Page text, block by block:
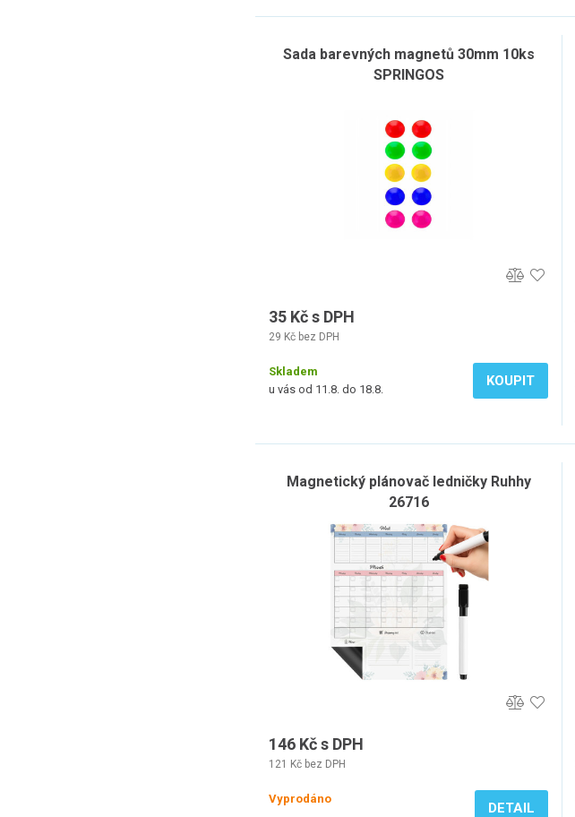
Sada barevných magnetů 30mm 10ks
SPRINGOS
35 Kč s DPH
29 Kč bez DPH
Skladem
u vás od 11.8. do 18.8.
KOUPIT
Magnetický plánovač ledničky Ruhhy
26716
146 Kč s DPH
121 Kč bez DPH
Vyprodáno
DETAIL